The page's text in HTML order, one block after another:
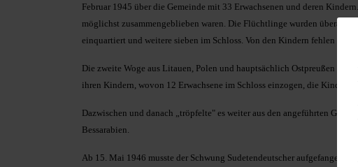
Februar 1945 über die Gemeinde mit 33 Erwachsenen und deren
möglichst zusammengeblieben waren. Die Flüchtlinge wurden überall
einquartiert und weitere sieben im Schloss. Von den Kindern fehlen uns
Die zweite Woge aus Litauen, Polen und hauptsächlich Ostpreußen
ihren Kindern, wovon 12 Erwachsene im Schloss einzogen, die Kinder
Dazwischen und danach „tröpfelte" es weiter aus den angeführten
Bessarabien.
Ab 15. Mai 1946 musste der Schwung Sudetendeutscher aufgefangen